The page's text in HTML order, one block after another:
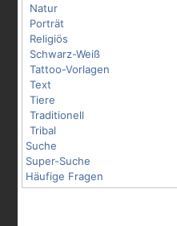
Natur
Porträt
Religiös
Schwarz-Weiß
Tattoo-Vorlagen
Text
Tiere
Traditionell
Tribal
Suche
Super-Suche
Häufige Fragen